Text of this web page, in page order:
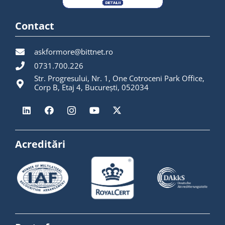
Contact
askformore@bittnet.ro
0731.700.226
Str. Progresului, Nr. 1, One Cotroceni Park Office,
Corp B, Etaj 4, București, 052034
Acreditări